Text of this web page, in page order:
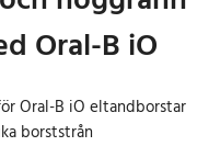
Oral-B iO
Oral-B iO eltandborstar
borststrån